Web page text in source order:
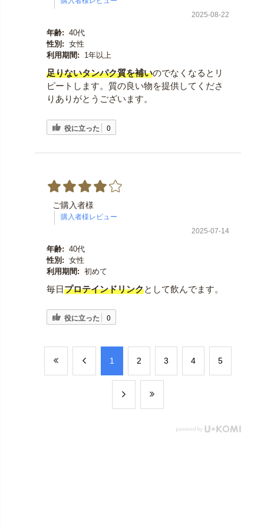
2025-08-22
年齢: 40代
性別: 女性
利用期間:
1年以上
足りないタンパク質を補いのでなくなるとリ
ピートします。質の良い物を提供してくださ
りありがとうございます。
役に立った 0
ご購入者様
2025-07-14
年齢: 40代
性別: 女性
利用期間: 初めて
毎日プロテインドリンクとして飲んでます。
役に立った 0
​1 ​2 ​3 ​4 ​5